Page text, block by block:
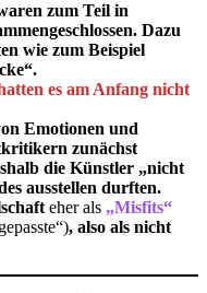
zum Teil in
Dazu
wie zum Beispiel
es am Anfang nicht
Emotionen und
zunächst
die Künstler „nicht
ausstellen durften.
eher als „Misfits“
, also als nicht